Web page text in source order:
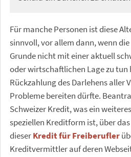
Für manche Personen ist diese
sinnvoll, vor allem dann, wenn
Grunde nicht mit einer aktuell
oder wirtschaftlichen Lage zu tun
Rückzahlung des Darlehens aller
Probleme bereiten dürfte.
Schweizer Kredit, was ein
speziellen Kreditform ist, über
dieserKredit für Freiberufler
Kreditvermittler auf deren